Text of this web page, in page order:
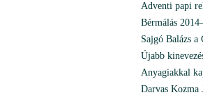
Adventi papi
Bérmálás
Sajgó Balázs
Újabb
Anyagiakkal
Darvas Kozma